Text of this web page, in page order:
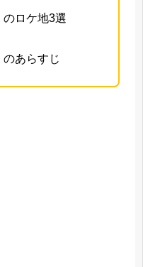
のロケ地3選
のあらすじ